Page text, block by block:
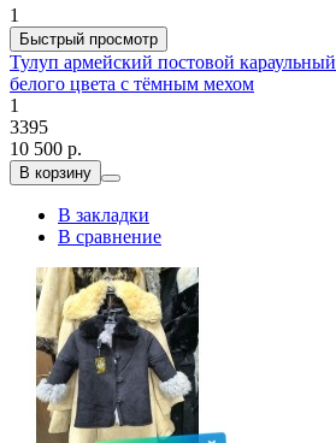
1
Быстрый просмотр
Тулуп армейский постовой
белого цвета с тёмным мехом
1
3395
10 500 р.
В корзину
В закладки
В сравнение